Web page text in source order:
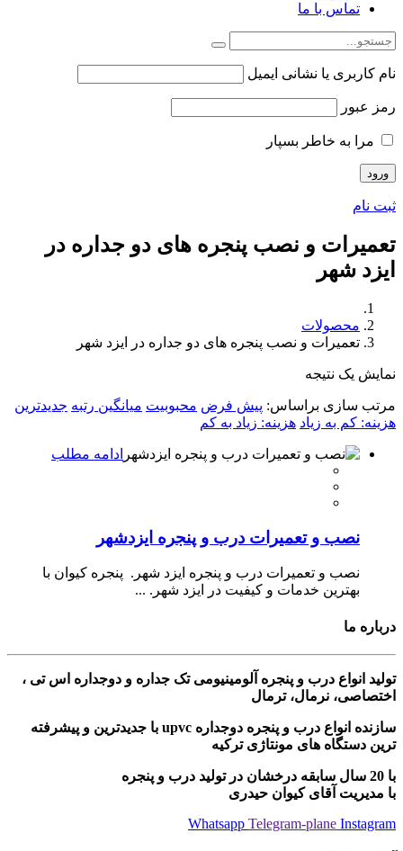
تماس با ما
نام کاربری یا نشانی ایمیل
رمز عبور
مرا به خاطر بسپار
ثبت نام
تعمیرات و نصب پنجره های دو جداره در
ایزد شهر
محصولات
تعمیرات و نصب پنجره های دو جداره در ایزد شهر
نمایش یک نتیجه
مرتب سازی براساس: پیش فرض محبوبیت میانگین رتبه جدیدترین
هزینه: کم به زیاد هزینه: زیاد به کم
ادامه مطلب
نصب و تعمیرات درب و پنجره ایزدشهر
نصب و تعمیرات درب و پنجره ایزد شهر. پنجره کیوان با
بهترین خدمات و کیفیت در ایزد شهر. ...
درباره ما
تولید انواع درب و پنجره آلومینیومی تک جداره و دوجداره اس تی ،
اختصاصی، نرمال، ترمال
سازنده انواع درب و پنجره دوجداره upvc با جدیدترین و پیشرفته
ترین دستگاه های مونتاژی ترکیه
با 20 سال سابقه درخشان در تولید درب و پنجره
با مدیریت آقای کیوان حیدری
Whatsapp Telegram-plane Instagram